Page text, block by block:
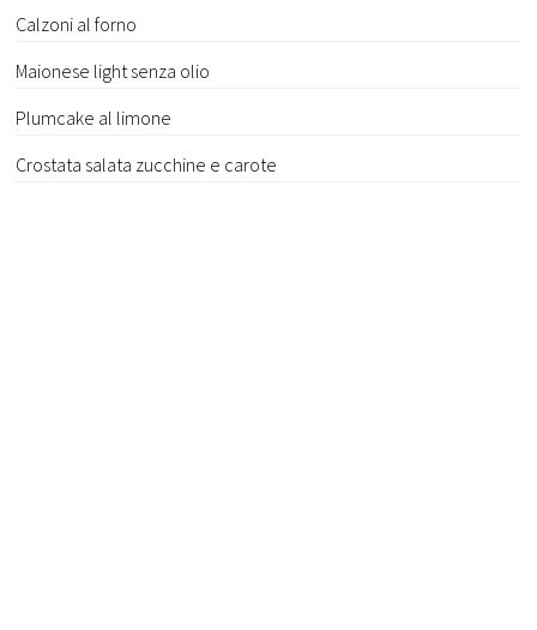
Calzoni al forno
Maionese light senza olio
Plumcake al limone
Crostata salata zucchine e carote